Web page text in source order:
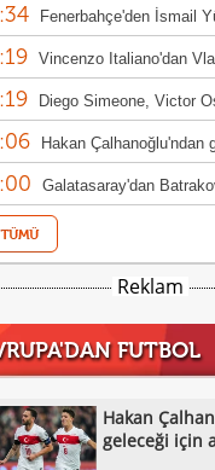
Fenerbahçe'den İsmail
Vincenzo Italiano'dan
bekliyorum"
Diego Simeone, Victor
Hakan Çalhanoğlu'ndan
Galatasaray'dan
Fenerbahçe'de kader
Fenerbahçe, Real
galibiyet yorumu
Boluspor'dan sakatlık
Galatasaray, hazırlık
Reklam
FUTBOL
Hakan
geleceği için